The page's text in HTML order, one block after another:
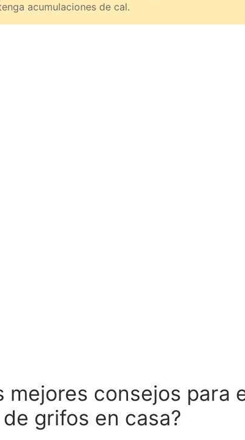
acumulaciones de cal.
mejores consejos para
grifos en casa?